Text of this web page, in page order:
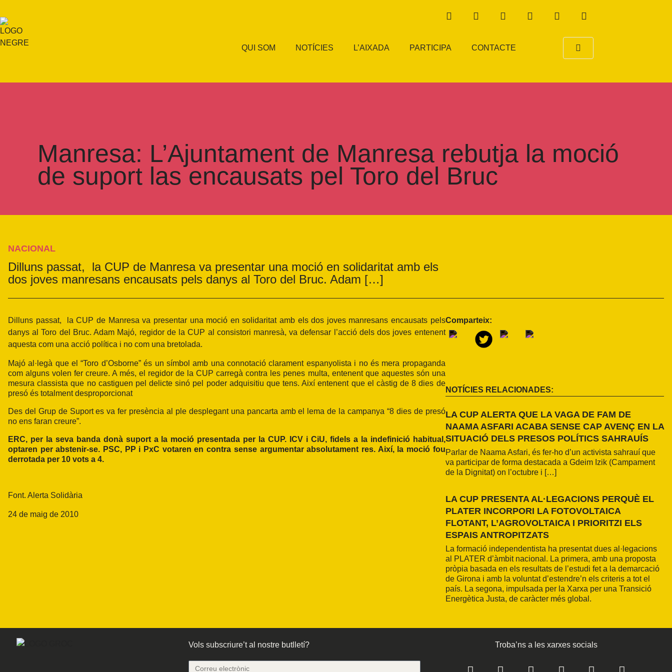
QUI SOM NOTÍCIES L’AIXADA PARTICIPA CONTACTE
Manresa: L’Ajuntament de Manresa rebutja la moció
de suport las encausats pel Toro del Bruc
NACIONAL
Dilluns passat, la CUP de Manresa va presentar una moció en solidaritat amb els
dos joves manresans encausats pels danys al Toro del Bruc. Adam […]
Dilluns passat, laCUP de Manresa va presentar una moció en solidaritat amb els dos joves manresans encausats pels
danys al Toro del Bruc. Adam Majó, regidor de la CUP al consistori manresà, va defensar l’acció dels dos joves entenent
aquesta com una acció política i no com una bretolada.
Majó al·legà que el “Toro d’Osborne” és un símbol amb una connotació clarament espanyolista i no és mera propaganda
com alguns volen fer creure. A més, el regidor de la CUP carregà contra les penes multa, entenent que aquestes són una
mesura classista que no castiguen pel delicte sinó pel poder adquisitiu que tens. Així entenent que el càstig de 8 dies de
presó és totalment desproporcionat
Des del Grup de Suport es va fer presència al ple desplegant una pancarta amb el lema de la campanya “8 dies de presó
no ens faran creure”.
ERC, per la seva banda donà suport a la moció presentada per la CUP. ICV i CiU, fidels a la indefinició habitual,
optaren per abstenir-se. PSC, PP i PxC votaren en contra sense argumentar absolutament res. Així, la moció fou
derrotada per 10 vots a 4.
Font. Alerta Solidària
24 de maig de 2010
Comparteix:
NOTÍCIES RELACIONADES:
LA CUP ALERTA QUE LA VAGA DE FAM DE
NAAMA ASFARI ACABA SENSE CAP AVENÇ EN LA
SITUACIÓ DELS PRESOS POLÍTICS SAHRAUÍS
Parlar de Naama Asfari, és fer-ho d’un activista sahrauí que
va participar de forma destacada a Gdeim Izik (Campament
de la Dignitat) on l’octubre i […]
LA CUP PRESENTA AL·LEGACIONS PERQUÈ EL
PLATER INCORPORI LA FOTOVOLTAICA
FLOTANT, L’AGROVOLTAICA I PRIORITZI ELS
ESPAIS ANTROPITZATS
La formació independentista ha presentat dues al·legacions
al PLATER d’àmbit nacional. La primera, amb una proposta
pròpia basada en els resultats de l’estudi fet a la demarcació
de Girona i amb la voluntat d’estendre’n els criteris a tot el
país. La segona, impulsada per la Xarxa per una Transició
Energètica Justa, de caràcter més global.
Vols subscriure’t al nostre butlletí? Troba’ns a les xarxes socials